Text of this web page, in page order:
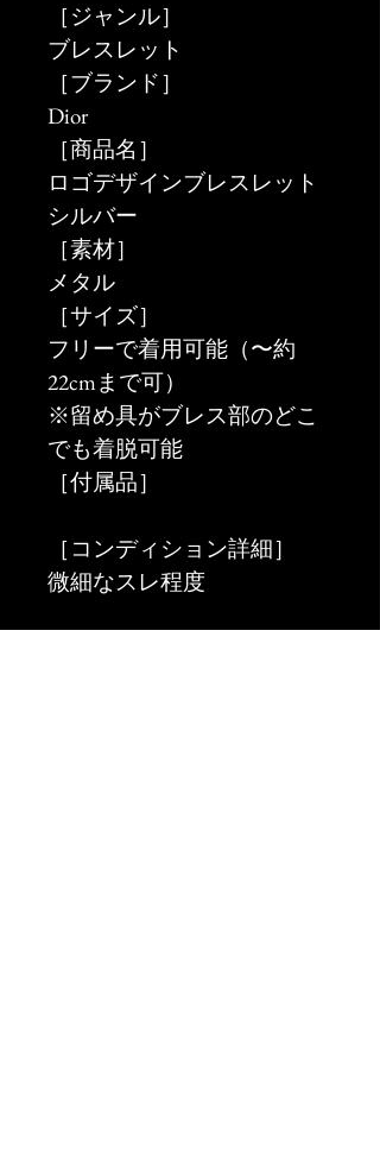
［ジャンル］
ブレスレット
［ブランド］
Dior
［商品名］
ロゴデザインブレスレット
シルバー
［素材］
メタル
［サイズ］
フリーで着用可能（〜約
22cmまで可）
※留め具がブレス部のどこ
でも着脱可能
［付属品］
［コンディション詳細］
微細なスレ程度